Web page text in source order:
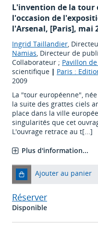
L'invention de la tour
l'occasion de
l'Arsenal, [Paris], mai
Ingrid Taillandier,
Namias, Directeur de
Collaborateur ; Pavillon
scientifique | Paris :
2009
La "tour européenne",
la suite des grattes ciels
place dans la ville
singularités que cet
L'ouvrage retrace au t[...]
Plus d'information...
Ajouter au panier
Réserver
Disponible